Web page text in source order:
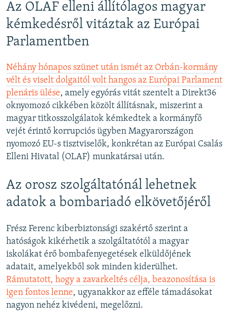
Az OLAF elleni állítólagos magyar
kémkedésről vitáztak az Európai
Parlamentben
Néhány hónapos szünet után ismét az Orbán-kormány
vélt és viselt dolgaitól volt hangos az Európai Parlament
plenáris ülése, amely egyórás vitát szentelt a Direkt36
oknyomozó cikkében közölt állításnak, miszerint a
magyar titkosszolgálatok kémkedtek a kormányfő
vejét érintő korrupciós ügyben Magyarországon
nyomozó EU-s tisztviselők, konkrétan az Európai Csalás
Elleni Hivatal (OLAF) munkatársai után.
Az orosz szolgáltatónál lehetnek
adatok a bombariadó elkövetőjéről
Frész Ferenc kiberbiztonsági szakértő szerint a
hatóságok kikérhetik a szolgáltatótól a magyar
iskolákat érő bombafenyegetések elküldőjének
adatait, amelyekből sok minden kiderülhet.
Rámutatott, hogy a zavarkeltés célja, beazonosítása is
igen fontos lenne, ugyanakkor az efféle támadásokat
nagyon nehéz kivédeni, megelőzni.